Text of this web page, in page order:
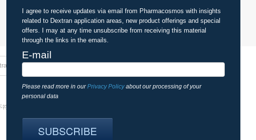
| W:
免责声明 隐私政策 关于网站 条款
合您所处国家的法律程序，法规，注册或使用，我们对获取这些信息不承担责任。
I agree to receive updates via email from Pharmacosmos with insights
related to Dextran application areas, new product offerings and special
offers. I may at any time unsubscribe from receiving this material
through the links in the emails.
E-mail
Please read more in ourPrivacy Policyabout our processing of your
personal data